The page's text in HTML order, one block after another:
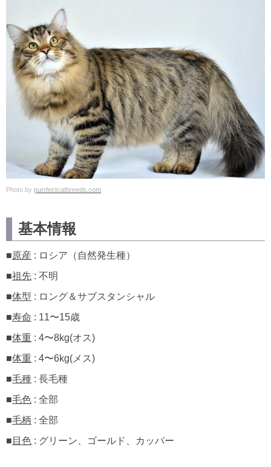
Photo by purrfectcatbreeds.com
基本情報
■原産 : ロシア（自然発生種）
■祖先 : 不明
■体型 : ロング＆サブスタンシャル
■寿命 : 11〜15歳
■体重 : 4〜8kg(オス)
■体重 : 4〜6kg(メス)
■毛種 : 長毛種
■毛色 : 全部
■毛柄 : 全部
■ 目色 : グリーン、ゴールド、カッパー